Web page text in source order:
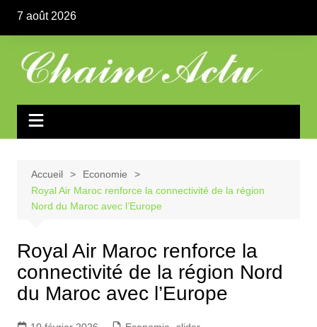
contenu
7 août 2026
Accueil
Economie
Royal Air Maroc renforce la connectivité de la région
Nord du Maroc avec l’Europe
Royal Air Maroc renforce la
connectivité de la région Nord
du Maroc avec l’Europe